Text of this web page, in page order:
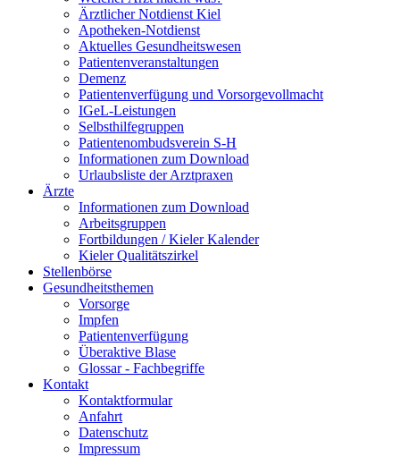
Ärztlicher Notdienst Kiel
Apotheken-Notdienst
Aktuelles Gesundheitswesen
Patientenveranstaltungen
Demenz
Patientenverfügung und Vorsorgevollmacht
IGeL-Leistungen
Selbsthilfegruppen
Patientenombudsverein S-H
Informationen zum Download
Urlaubsliste der Arztpraxen
Ärzte
Informationen zum Download
Arbeitsgruppen
Fortbildungen / Kieler Kalender
Kieler Qualitätszirkel
Stellenbörse
Gesundheitsthemen
Vorsorge
Impfen
Patientenverfügung
Überaktive Blase
Glossar - Fachbegriffe
Kontakt
Kontaktformular
Anfahrt
Datenschutz
Impressum